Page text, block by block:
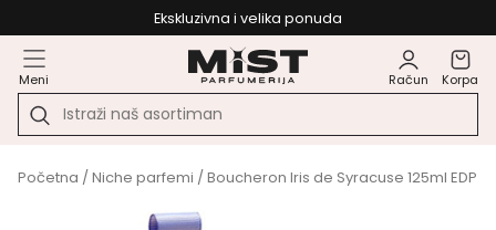
Ekskluzivna i velika ponuda
Meni Račun Korpa
Početna /Niche parfemi / Boucheron Iris de Syracuse 125ml EDP